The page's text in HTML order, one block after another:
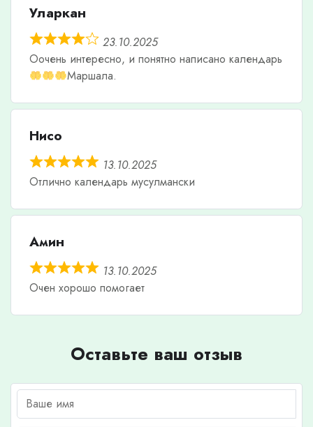
Уларкан
23.10.2025
Оочень интересно, и понятно написано календарь
Маршала.
Нисо
13.10.2025
Отлично календарь мусулмански
Амин
13.10.2025
Очен хорошо помогает
Оставьте ваш отзыв